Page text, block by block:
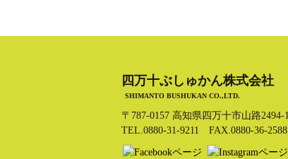
四万十ぶしゅかん株式会社
SHIMANTO BUSHUKAN CO.,LTD.
〒787-0157 高知県四万十市山路2494-1
TEL.0880-31-9211 FAX.0880-36-2588